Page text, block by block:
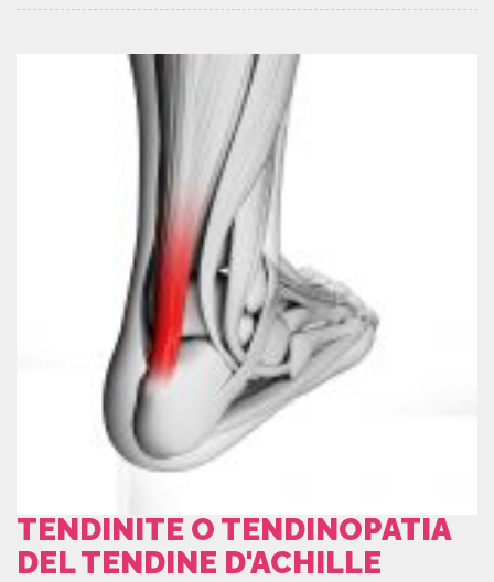
TENDINITE O TENDINOPATIA
DEL TENDINE D'ACHILLE